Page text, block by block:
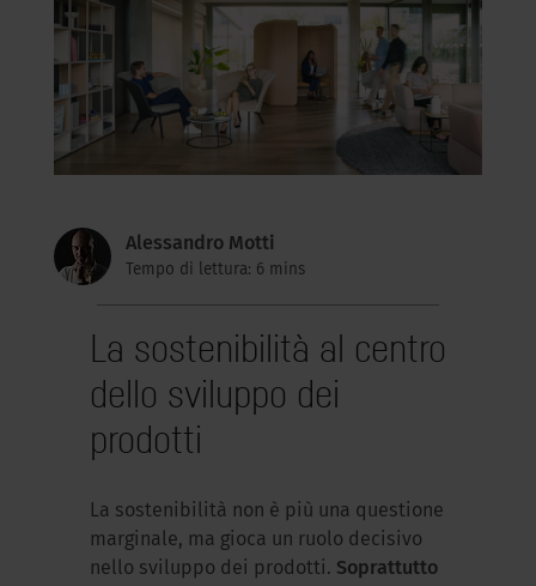
Alessandro Motti
Tempo di lettura: 6 mins
La sostenibilità al centro
dello sviluppo dei
prodotti
La sostenibilità non è più una questione
marginale, ma gioca un ruolo decisivo
nello sviluppo dei prodotti. Soprattutto